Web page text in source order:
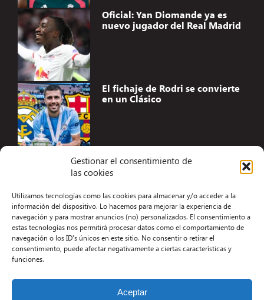
Gestionar el consentimiento de
las cookies
Utilizamos tecnologías como las cookies para almacenar y/o acceder a la
información del dispositivo. Lo hacemos para mejorar la experiencia de
navegación y para mostrar anuncios (no) personalizados. El consentimiento a
estas tecnologías nos permitirá procesar datos como el comportamiento de
navegación o los ID's únicos en este sitio. No consentir o retirar el
consentimiento, puede afectar negativamente a ciertas características y
funciones.
Aceptar
Oficial: Yan Diomande ya es
nuevo jugador del Real Madrid
El fichaje de Rodri se convierte
en un Clásico
Aviso Legal
Términos y condiciones
Política de privacidad
Contacto